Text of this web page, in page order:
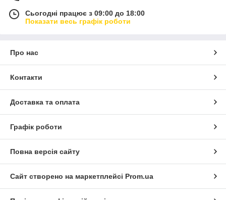
Сьогодні працює з 09:00 до 18:00
Показати весь графік роботи
Про нас
Контакти
Доставка та оплата
Графік роботи
Повна версія сайту
Сайт створено на маркетплейсі Prom.ua